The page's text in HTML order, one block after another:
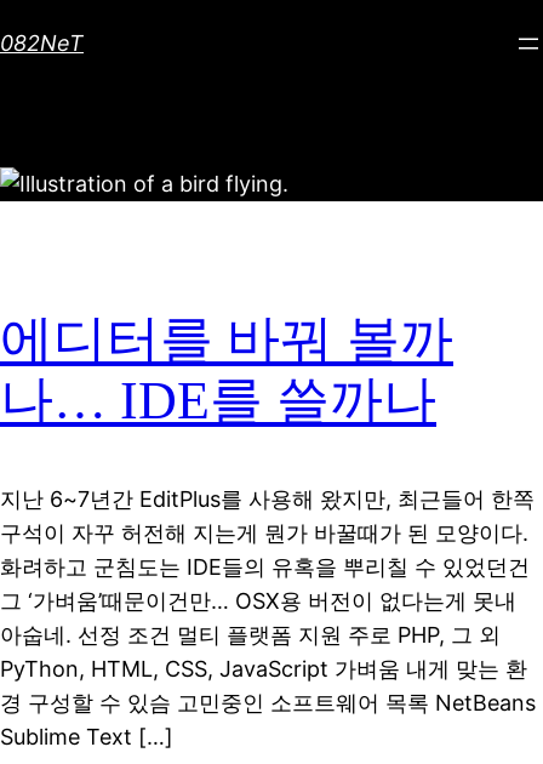
to
082NeT
에디터를 바꿔 볼까
나… IDE를 쓸까나
지난 6~7년간 EditPlus를 사용해 왔지만, 최근들어 한쪽
구석이 자꾸 허전해 지는게 뭔가 바꿀때가 된 모양이다.
화려하고 군침도는 IDE들의 유혹을 뿌리칠 수 있었던건
그 ‘가벼움’때문이건만… OSX용 버전이 없다는게 못내
아숩네. 선정 조건 멀티 플랫폼 지원 주로 PHP, 그 외
PyThon, HTML, CSS, JavaScript 가벼움 내게 맞는 환
경 구성할 수 있슴 고민중인 소프트웨어 목록 NetBeans
Sublime Text […]